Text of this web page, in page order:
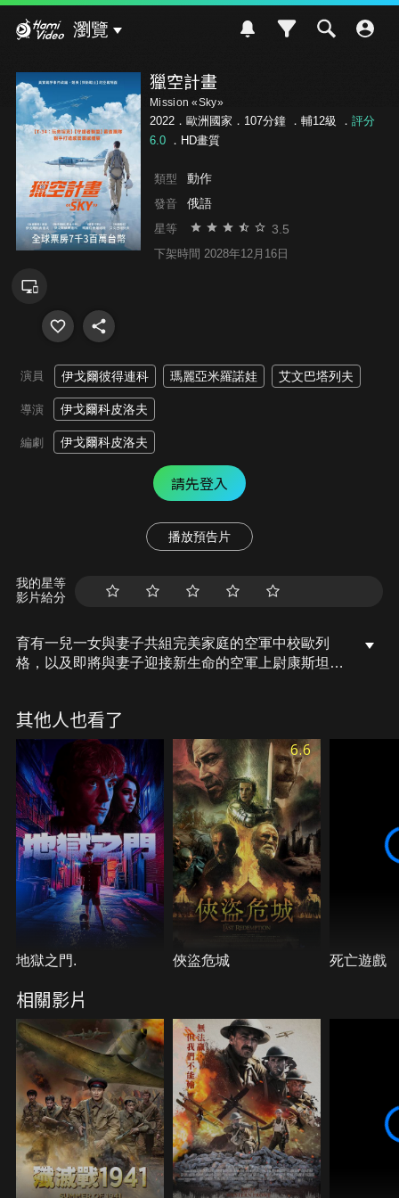
瀏覽
獵空計畫
Mission «Sky»
2022．歐洲國家．107分鐘 ． 輔12級 ． 評分
6.0．HD畫質
類型 動作
發音 俄語
星等 3.5
下架時間 2028年12月16日
演員 伊戈爾彼得連科 瑪麗亞米羅諾娃 艾文巴塔列夫
導演 伊戈爾科皮洛夫
編劇 伊戈爾科皮洛夫
請先登入
播放預告片
我的星等
影片給分
育有一兒一女與妻子共組完美家庭的空軍中校歐列
格，以及即將與妻子迎接新生命的空軍上尉康斯坦
毀敵方火箭發射器行動中，不慎掉入陷阱，駕駛的戰
機慘遭擊墜，靠著彈射逃生的兩人雖然逃過一劫但也
性命垂危……。
其他人也看了
地獄之門.
6.6
俠盜危城 死亡遊戲
相關影片